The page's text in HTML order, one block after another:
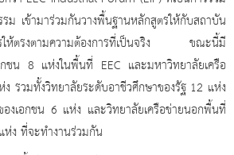
ม เข้ามาร่วมกันวางพื้นฐานหลักสูตรให้กับสถาบัน
รให้ตรงตามความต้องการที่เป็นจริง ขณะนี้มี
กชน 8 แห่งในพื้นที่ EEC และมหาวิทยาลัยเครือ
รวมทั้งวิทยาลัยระดับอาชีวศึกษาของรัฐ 12 แห่ง
งเอกชน 6 แห่ง และวิทยาลัยเครือข่ายนอกพื้นที่
ง ที่จะทำงานร่วมกัน